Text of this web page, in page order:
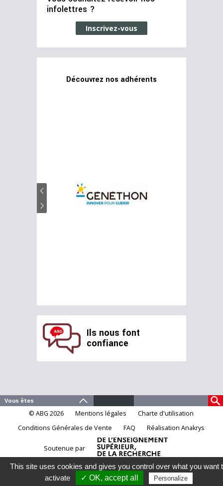
infolettres ?
Inscrivez-vous
Découvrez nos adhérents
Ils nous font
confiance
© ABG 2026 Mentions légales
Charte d'utilisation
Conditions Générales de Vente
FAQ Réalisation Anakrys
Soutenue par
This site uses cookies and gives you control over what you want
activate
✓ OK, accept all Personalize